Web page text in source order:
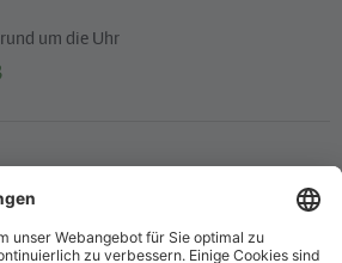
um die Uhr
und Hilfestellungen für unterwegs